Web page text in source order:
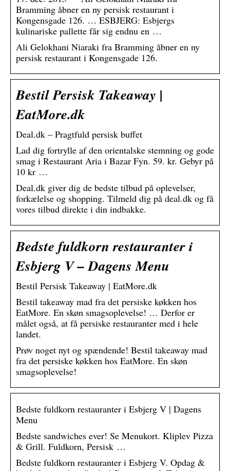
Bramming åbner en ny persisk restaurant i
Kongensgade 126. … ESBJERG: Esbjergs
kulinariske pallette får sig endnu en …
Ali Gelokhani Niaraki fra Bramming åbner en ny
persisk restaurant i Kongensgade 126.
Bestil Persisk Takeaway |
EatMore.dk
Deal.dk – Pragtfuld persisk buffet
Lad dig fortrylle af den orientalske stemning og gode
smag i Restaurant Aria i Bazar Fyn. 59. kr. Gebyr på
10 kr …
Deal.dk giver dig de bedste tilbud på oplevelser,
forkælelse og shopping. Tilmeld dig på deal.dk og få
vores tilbud direkte i din indbakke.
Bedste fuldkorn restauranter i
Esbjerg V – Dagens Menu
Bestil Persisk Takeaway | EatMore.dk
Bestil takeaway mad fra det persiske køkken hos
EatMore. En skøn smagsoplevelse! … Derfor er
målet også, at få persiske restauranter med i hele
landet.
Prøv noget nyt og spændende! Bestil takeaway mad
fra det persiske køkken hos EatMore. En skøn
smagsoplevelse!
Bedste fuldkorn restauranter i Esbjerg V | Dagens
Menu
Bedste sandwiches ever! Se Menukort. Kliplev Pizza
& Grill. Fuldkorn, Persisk …
Bedste fuldkorn restauranter i Esbjerg V. Opdag &